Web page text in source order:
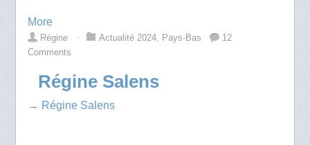
More
Régine ⋅ Actualité 2024, Pays-Bas
12
Comments
Régine Salens
→ Régine Salens